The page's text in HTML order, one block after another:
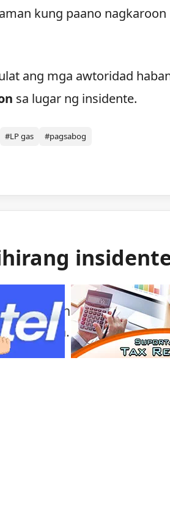
kung paano
ang mga awtoridad
sa lugar ng insidente.
#LP gas #pagsabog
barilin ng mga
sa Japan.